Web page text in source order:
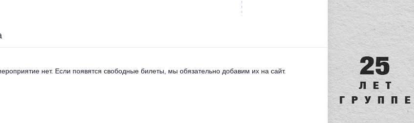
нет. Если появятся свободные билеты, мы обязательно добавим их на сайт.